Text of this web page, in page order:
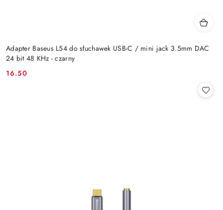
Adapter Baseus L54 do słuchawek USB-C / mini jack 3.5mm DAC
24 bit 48 KHz - czarny
Cena:
16.50